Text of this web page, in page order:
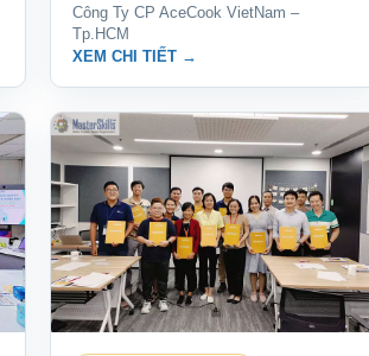
Công Ty CP AceCook VietNam –
Tp.HCM
XEM CHI TIẾT →